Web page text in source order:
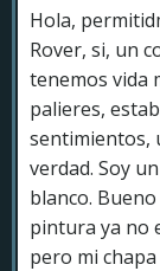
Hola,
Rover, si, un
tenemos vida
palieres,
sentimientos,
verdad. Soy
blanco.
pintura ya no
pero mi